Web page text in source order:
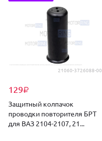
21060-3726088-00
129₽
Защитный колпачок
проводки повторителя БРТ
для ВАЗ 2104-2107, 21...